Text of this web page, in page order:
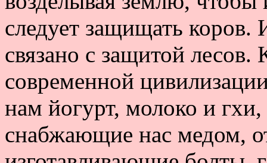
следует защищать коров.
связано с защитой
современной
нам йогурт, молоко и
снабжающие нас медом,